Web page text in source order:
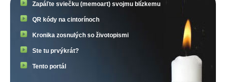
Zapáľte sviečku (memoart) svojmu blízkemu
QR kódy na cintorínoch
Kronika zosnulých so životopismi
Ste tu prvýkrát?
Tento portál